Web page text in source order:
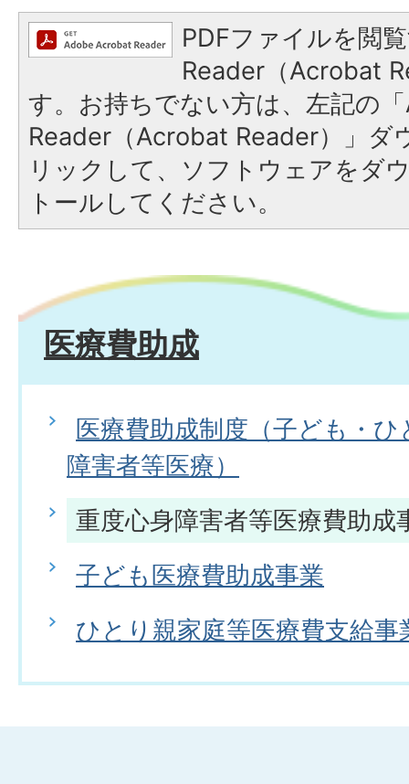
PDFファイルを閲
Reader（Acrobat
す。お持ちでない方は、左記の
Reader（Acrobat Reader）」ダ
リックして、ソフトウェアをダ
トールしてください。
医療費助成
医療費助成制度（子ども・
障害者等医療）
重度心身障害者等医療費助成
子ども医療費助成事業
ひとり親家庭等医療費支給事